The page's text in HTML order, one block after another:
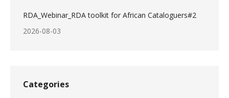
RDA_Webinar_RDA toolkit for African Cataloguers#2
2026-08-03
Categories